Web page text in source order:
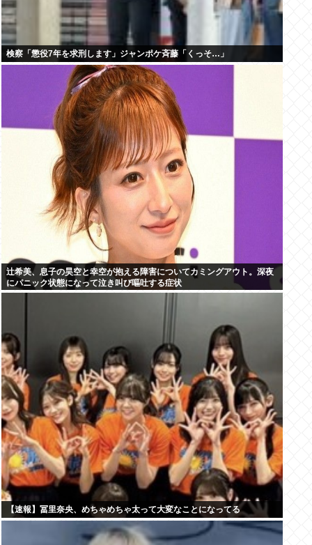
検察「懲役7年を求刑します」ジャンポケ斉藤「くっそ…」
辻希美、息子の昊空と幸空が抱える障害についてカミングアウト。深夜
にパニック状態になって泣き叫び嘔吐する症状
【速報】冨里奈央、めちゃめちゃ太って大変なことになってる